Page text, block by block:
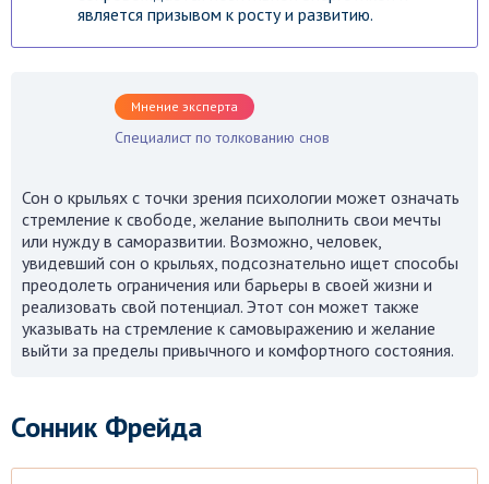
является призывом к росту и развитию.
Мнение эксперта
Специалист по толкованию снов
Сон о крыльях с точки зрения психологии может означать
стремление к свободе, желание выполнить свои мечты
или нужду в саморазвитии. Возможно, человек,
увидевший сон о крыльях, подсознательно ищет способы
преодолеть ограничения или барьеры в своей жизни и
реализовать свой потенциал. Этот сон может также
указывать на стремление к самовыражению и желание
выйти за пределы привычного и комфортного состояния.
Сонник Фрейда